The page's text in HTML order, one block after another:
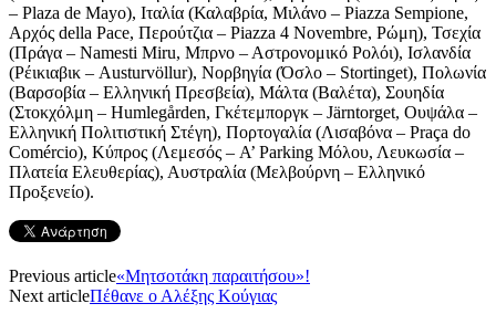
– Plaza de Mayo), Ιταλία (Καλαβρία, Μιλάνο – Piazza Sempione,
Αρχός della Pace, Περούτζια – Piazza 4 Novembre, Ρώμη), Τσεχία
(Πράγα – Namesti Miru, Μπρνο – Αστρονομικό Ρολόι), Ισλανδία
(Ρέικιαβικ – Austurvöllur), Νορβηγία (Όσλο – Stortinget), Πολωνία
(Βαρσοβία – Ελληνική Πρεσβεία), Μάλτα (Βαλέτα), Σουηδία
(Στοκχόλμη – Humlegården, Γκέτεμποργκ – Järntorget, Ουψάλα –
Ελληνική Πολιτιστική Στέγη), Πορτογαλία (Λισαβόνα – Praça do
Comércio), Κύπρος (Λεμεσός – A’ Parking Μόλου, Λευκωσία –
Πλατεία Ελευθερίας), Αυστραλία (Μελβούρνη – Ελληνικό
Προξενείο).
Previous article«Μητσοτάκη παραιτήσου»!
Next articleΠέθανε ο Αλέξης Κούγιας